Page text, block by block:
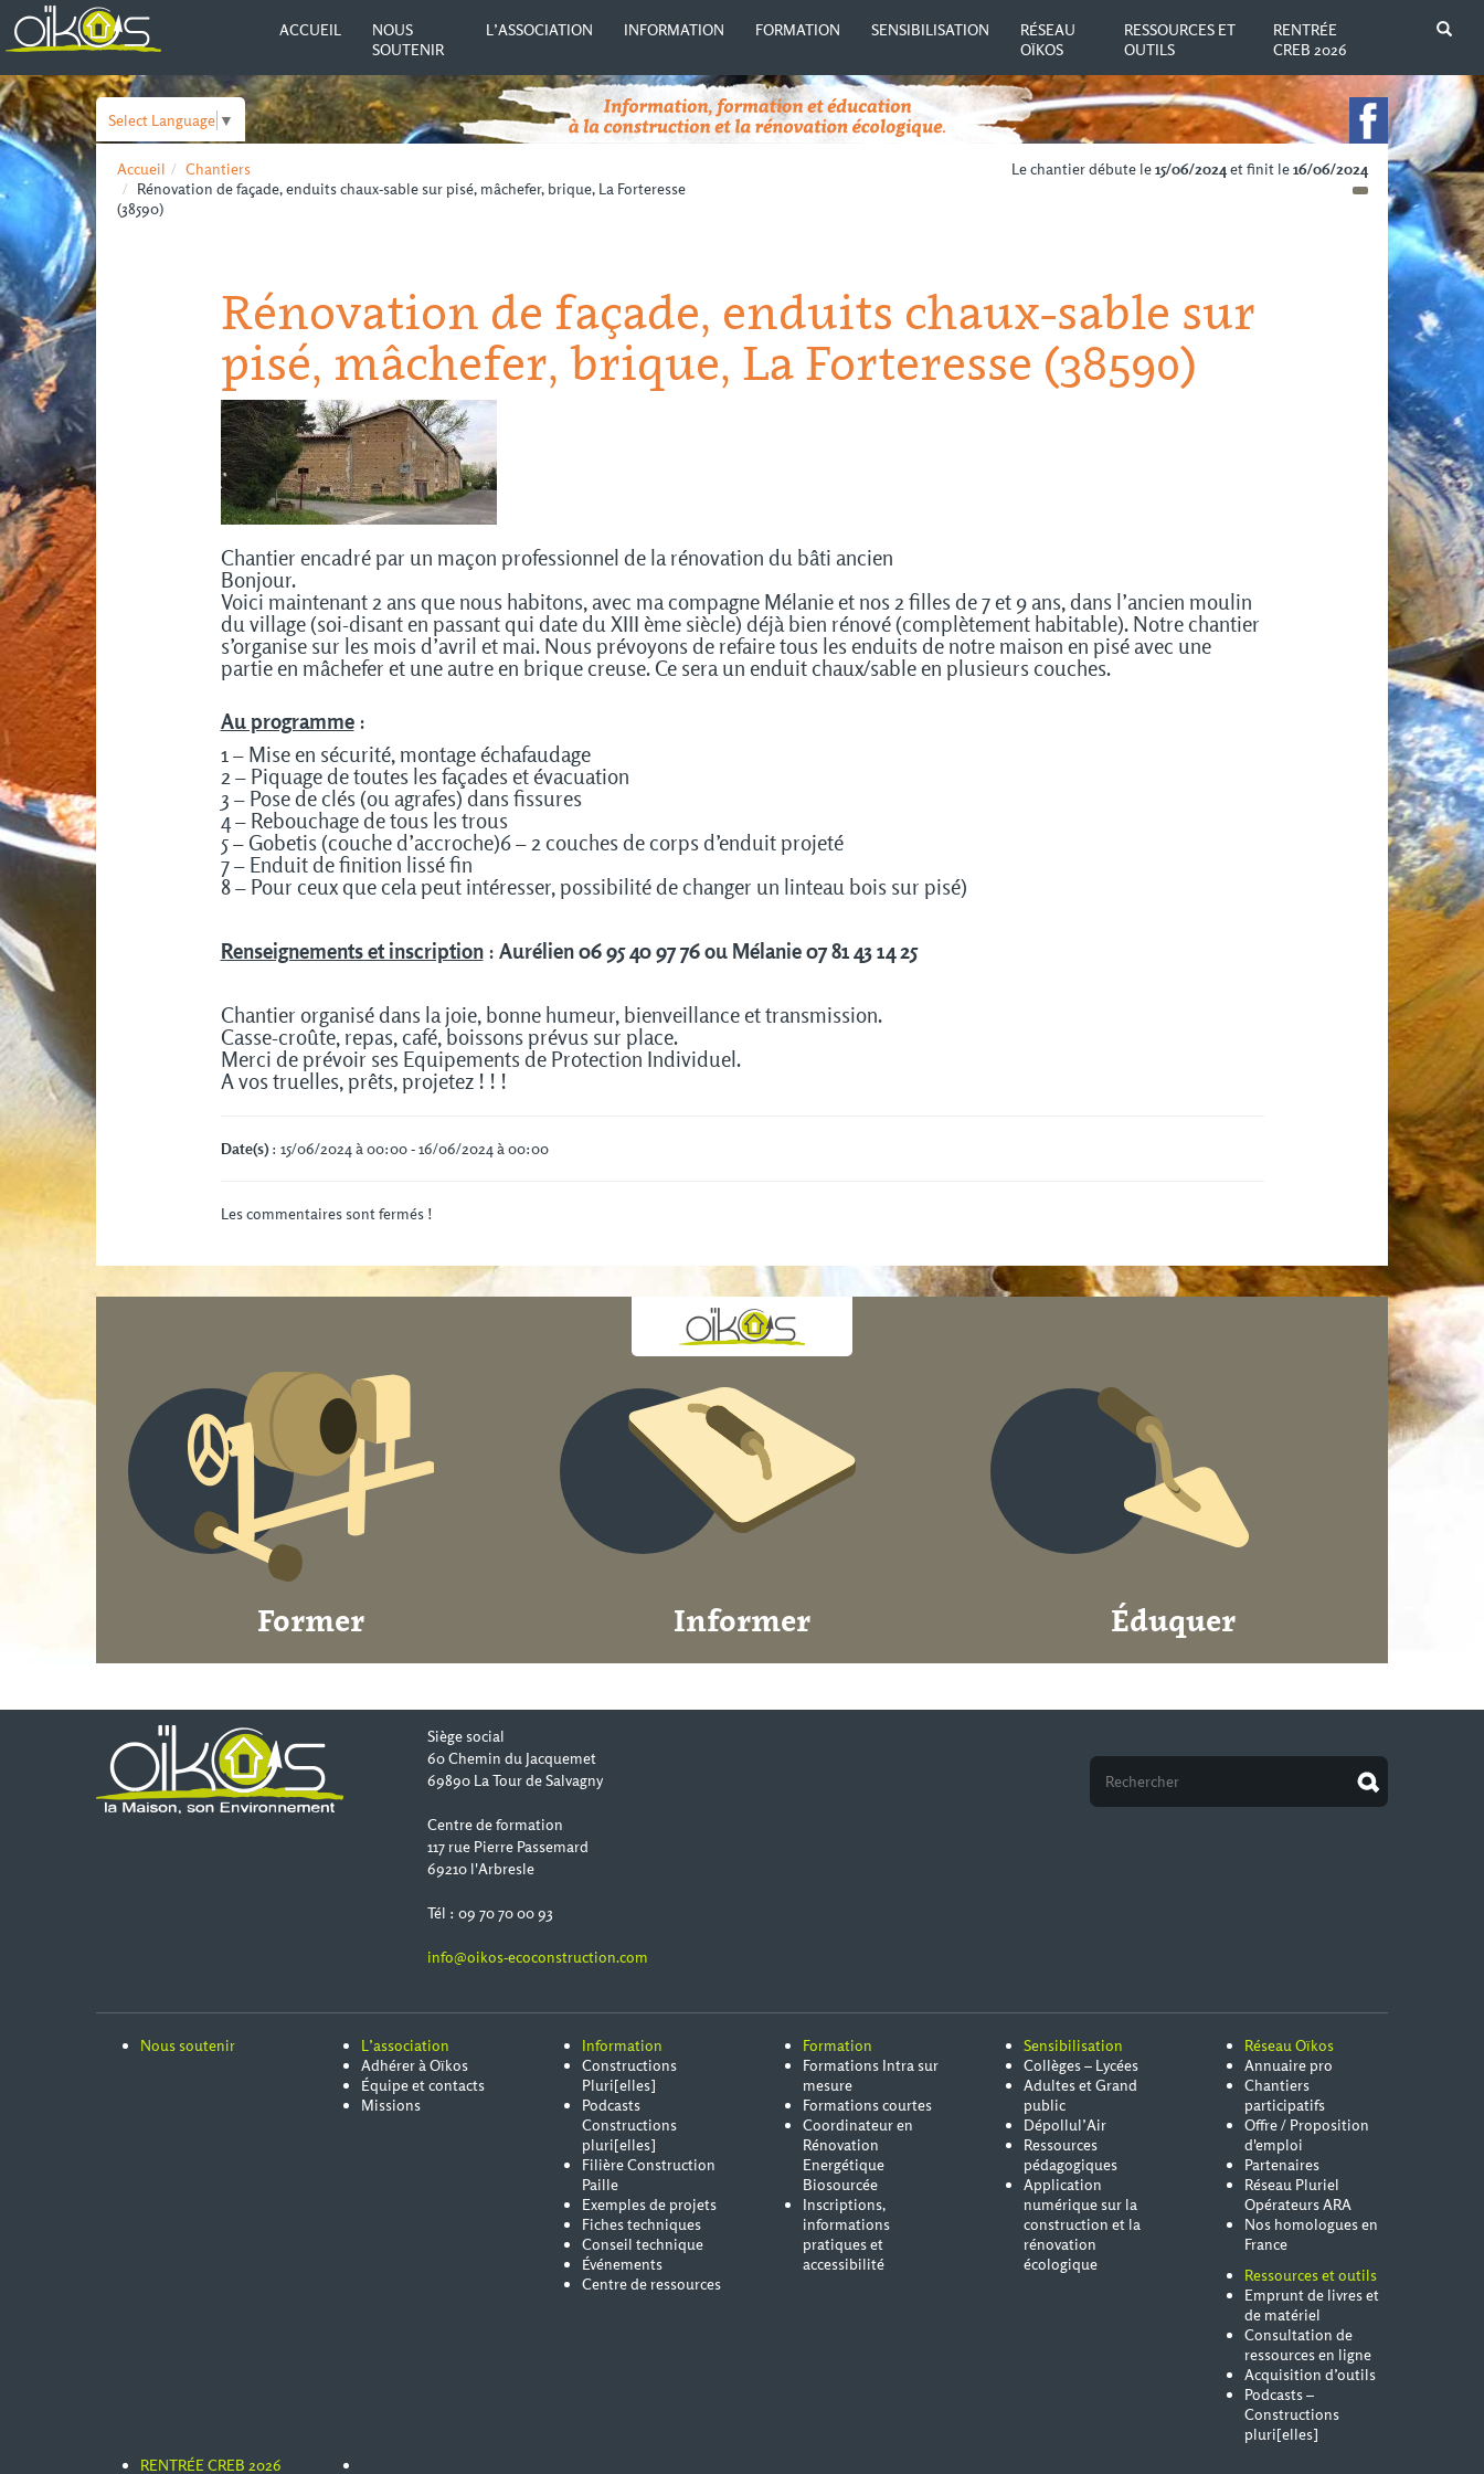
ACCUEIL
NOUS
SOUTENIR
L’ASSOCIATION INFORMATION FORMATION SENSIBILISATION
RÉSEAU
OÏKOS
RESSOURCES ET
OUTILS
RENTRÉE
CREB 2026
Select Language ▼
Accueil
Chantiers
Rénovation de façade, enduits chaux-sable sur pisé, mâchefer, brique, La Forteresse
(38590)
Le chantier débute le15/06/2024et finit le16/06/2024
Rénovation de façade, enduits chaux-sable sur
pisé, mâchefer, brique, La Forteresse (38590)
Chantier encadré par un maçon professionnel de la rénovation du bâti ancien
Bonjour.
Voici maintenant 2 ans que nous habitons, avec ma compagne Mélanie et nos 2 filles de 7 et 9 ans, dans l’ancien moulin
du village (soi-disant en passant qui date du XIII ème siècle) déjà bien rénové (complètement habitable). Notre chantier
s’organise sur les mois d’avril et mai. Nous prévoyons de refaire tous les enduits de notre maison en pisé avec une
partie en mâchefer et une autre en brique creuse. Ce sera un enduit chaux/sable en plusieurs couches.
Au programme:
1 – Mise en sécurité, montage échafaudage
2 – Piquage de toutes les façades et évacuation
3 – Pose de clés (ou agrafes) dans fissures
4 – Rebouchage de tous les trous
5 – Gobetis (couche d’accroche)6 – 2 couches de corps d’enduit projeté
7 – Enduit de finition lissé fin
8 – Pour ceux que cela peut intéresser, possibilité de changer un linteau bois sur pisé)
Renseignements et inscription: Aurélien 06 95 40 97 76 ou Mélanie 07 81 43 14 25
Chantier organisé dans la joie, bonne humeur, bienveillance et transmission.
Casse-croûte, repas, café, boissons prévus sur place.
Merci de prévoir ses Equipements de Protection Individuel.
A vos truelles, prêts, projetez ! ! !
Date(s): 15/06/2024 à 00:00 - 16/06/2024 à 00:00
Les commentaires sont fermés !
Former Informer Éduquer
Siège social
60 Chemin du Jacquemet
69890 La Tour de Salvagny
Centre de formation
117 rue Pierre Passemard
69210 l'Arbresle
Tél : 09 70 70 00 93
info@oikos-ecoconstruction.com
Nous soutenir
L’association
Adhérer à Oïkos
Équipe et contacts
Missions
Information
Constructions
Pluri[elles]
Podcasts
Constructions
pluri[elles]
Filière Construction
Paille
Exemples de projets
Fiches techniques
Conseil technique
Événements
Centre de ressources
Formation
Formations Intra sur
mesure
Formations courtes
Coordinateur en
Rénovation
Energétique
Biosourcée
Inscriptions,
informations
pratiques et
accessibilité
Sensibilisation
Collèges – Lycées
Adultes et Grand
public
Dépollul’Air
Ressources
pédagogiques
Application
numérique sur la
construction et la
rénovation
écologique
Réseau Oïkos
Annuaire pro
Chantiers
participatifs
Offre / Proposition
d'emploi
Partenaires
Réseau Pluriel
Opérateurs ARA
Nos homologues en
France
Ressources et outils
Emprunt de livres et
de matériel
Consultation de
ressources en ligne
Acquisition d’outils
Podcasts –
Constructions
pluri[elles]
RENTRÉE CREB 2026